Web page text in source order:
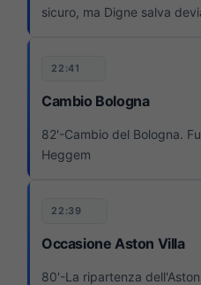
sicuro, ma Digne salva
22:41
Cambio Bologna
82'-Cambio del Bologna.
Heggem
22:39
Occasione Aston Villa
80'-La ripartenza